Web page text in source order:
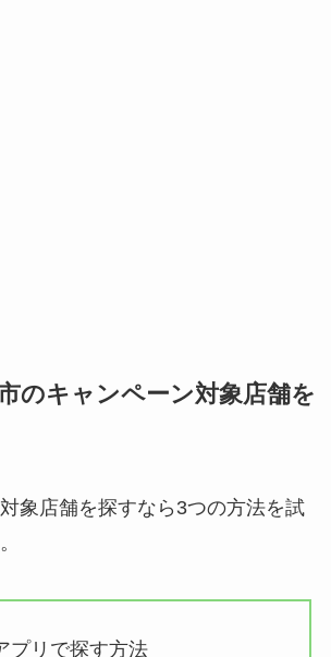
のキャンペーン対象店舗を
象店舗を探すなら3つの方法を試
プリで探す方法